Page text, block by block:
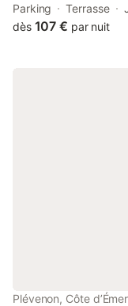
metres from Plage de
Samson Golf Course.
Parking Terrasse
dès 107 € par nuit
Plévenon, Côte